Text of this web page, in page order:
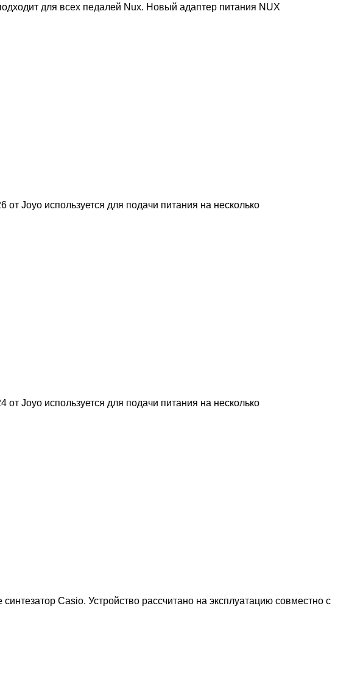
для всех педалей Nux. Новый адаптер питания NUX
Joyo используется для подачи питания на несколько
Joyo используется для подачи питания на несколько
Casio. Устройство рассчитано на эксплуатацию совместно с